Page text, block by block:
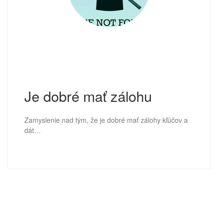
Je dobré mať zálohu
Zamyslenie nad tým, že je dobré mať zálohy kľúčov a
dát…